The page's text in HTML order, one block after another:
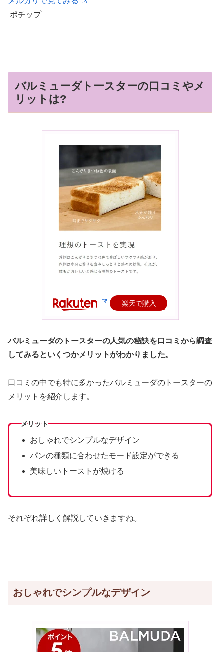
ポチップ
バルミューダトースターの口コミやメ
リットは?
楽天で購入
バルミューダのトースターの人気の秘訣を口コミから調査
してみるといくつかメリットがわかりました。
口コミの中でも特に多かったバルミューダのトースターの
メリットを紹介します。
メリット
おしゃれでシンプルなデザイン
パンの種類に合わせたモード設定ができる
美味しいトーストが焼ける
それぞれ詳しく解説していきますね。
おしゃれでシンプルなデザイン